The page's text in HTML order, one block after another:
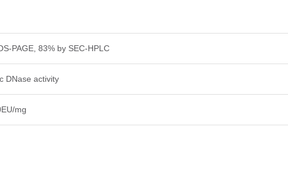
PAGE, 83% by SEC-HPLC
DNase activity
mg